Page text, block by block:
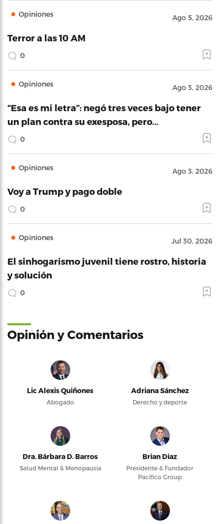
Opiniones Ago 5, 2026
Terror a las 10 AM
0
Opiniones Ago 3, 2026
“Esa es mi letra”: negó tres veces bajo tener
un plan contra su exesposa, pero…
0
Opiniones Ago 3, 2026
Voy a Trump y pago doble
0
Opiniones Jul 30, 2026
El sinhogarismo juvenil tiene rostro, historia
y solución
0
Opinión y Comentarios
Lic Alexis Quiñones
Abogado
Adriana Sánchez
Derecho y deporte
Dra. Bárbara D. Barros
Salud Mental & Menopausia
Brian Díaz
Presidente & Fundador
Pacifico Group